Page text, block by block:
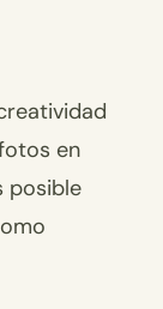
en
posible